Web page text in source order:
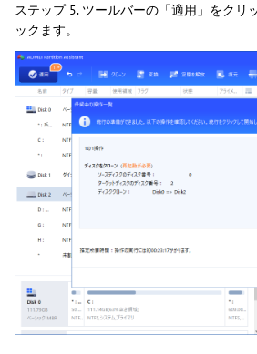
ステップ 5. ツールバーの「適用」をクリ
ックます。